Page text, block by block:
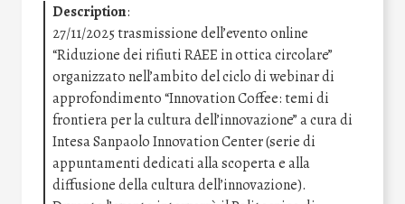
Description:
27/11/2025 trasmissione dell’evento online
“Riduzione dei rifiuti RAEE in ottica circolare”
organizzato nell’ambito del ciclo di webinar di
approfondimento “Innovation Coffee: temi di
frontiera per la cultura dell’innovazione” a cura di
Intesa Sanpaolo Innovation Center (serie di
appuntamenti dedicati alla scoperta e alla
diffusione della cultura dell’innovazione).